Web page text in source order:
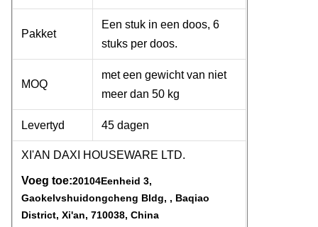
Pakket
Een stuk in een doos, 6
stuks per doos.
MOQ
met een gewicht van niet
meer dan 50 kg
Levertyd 45 dagen
XI'AN DAXI HOUSEWARE LTD.
Voeg toe:20104Eenheid 3,
Gaokelvshuidongcheng Bldg, , Baqiao
District, Xi'an, 710038, China